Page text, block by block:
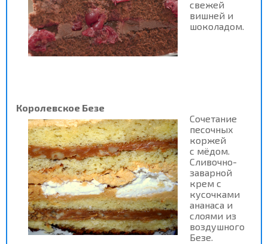
свежей
вишней и
шоколадом.
Королевское Безе
Сочетание
песочных
коржей
с мёдом.
Сливочно-
заварной
крем с
кусочками
ананаса и
слоями из
воздушного
Безе.